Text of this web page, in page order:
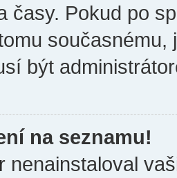
časy. Pokud po
být
na seznamu!
nenainstaloval